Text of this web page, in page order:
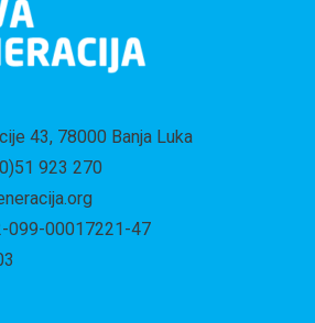
43, 78000 Banja Luka
923 270
099-00017221-47